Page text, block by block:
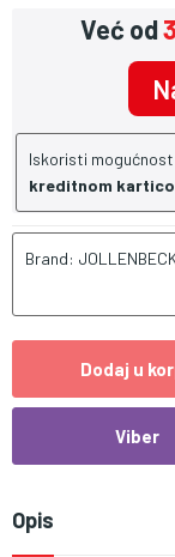
Već od
Iskoristi
kreditnom
Brand:
Dodaj u
Viber
Opis